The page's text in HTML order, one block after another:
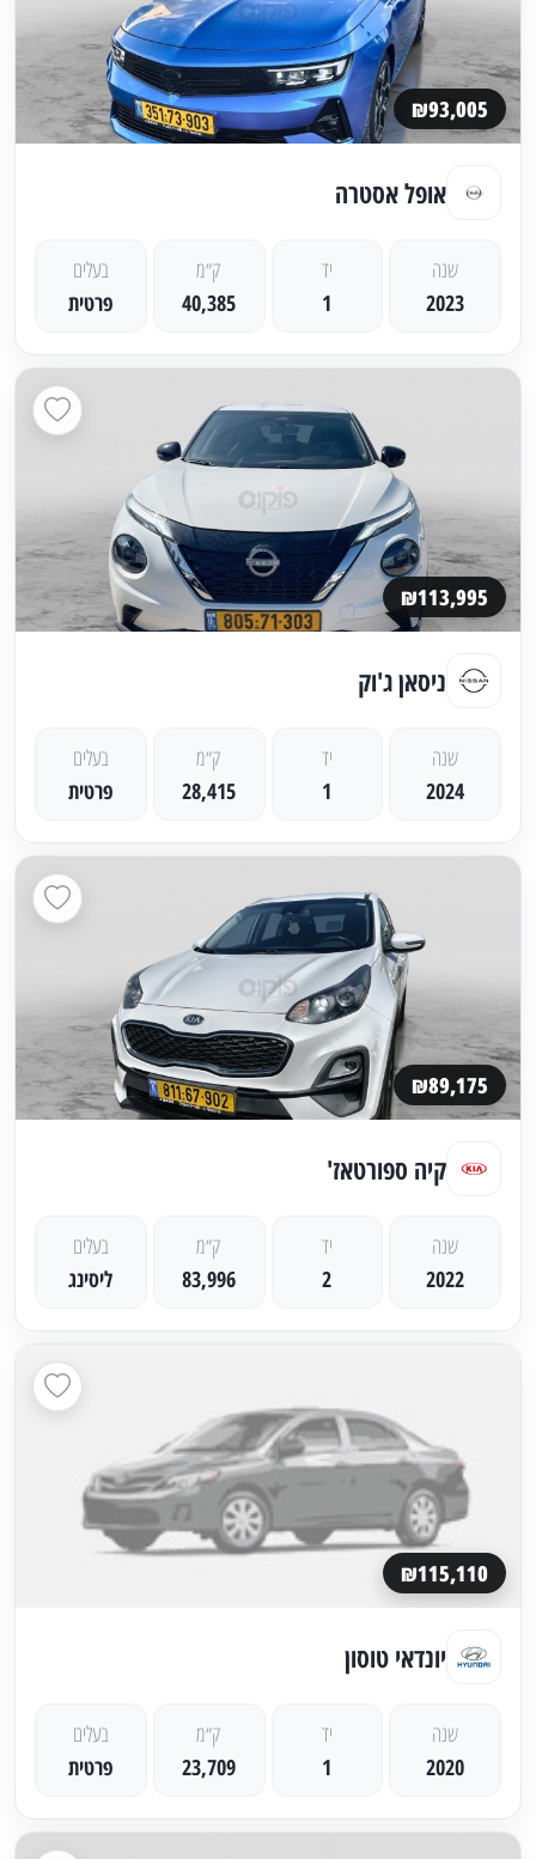
₪93,005
אופל אסטרה
שנה
2023
יד
1
ק״מ
40,385
בעלים
פרטית
₪113,995
ניסאן ג'וק
שנה
2024
יד
1
ק״מ
28,415
בעלים
פרטית
₪89,175
קיה ספורטאז'
שנה
2022
יד
2
ק״מ
83,996
בעלים
ליסינג
₪115,110
יונדאי טוסון
שנה
2020
יד
1
ק״מ
23,709
בעלים
פרטית